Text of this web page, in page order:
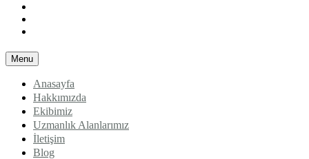
Menu
Anasayfa
Hakkımızda
Ekibimiz
Uzmanlık Alanlarımız
İletişim
Blog